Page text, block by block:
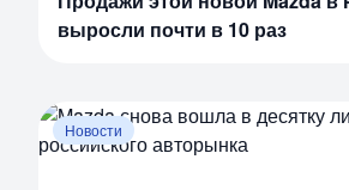
выросли почти в 10 раз
Новости